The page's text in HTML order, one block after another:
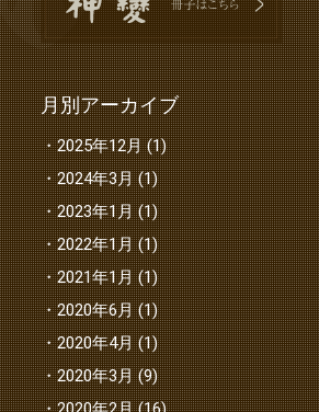
月別アーカイブ
2025年12月(1)
2024年3月(1)
2023年1月(1)
2022年1月(1)
2021年1月(1)
2020年6月(1)
2020年4月(1)
2020年3月(9)